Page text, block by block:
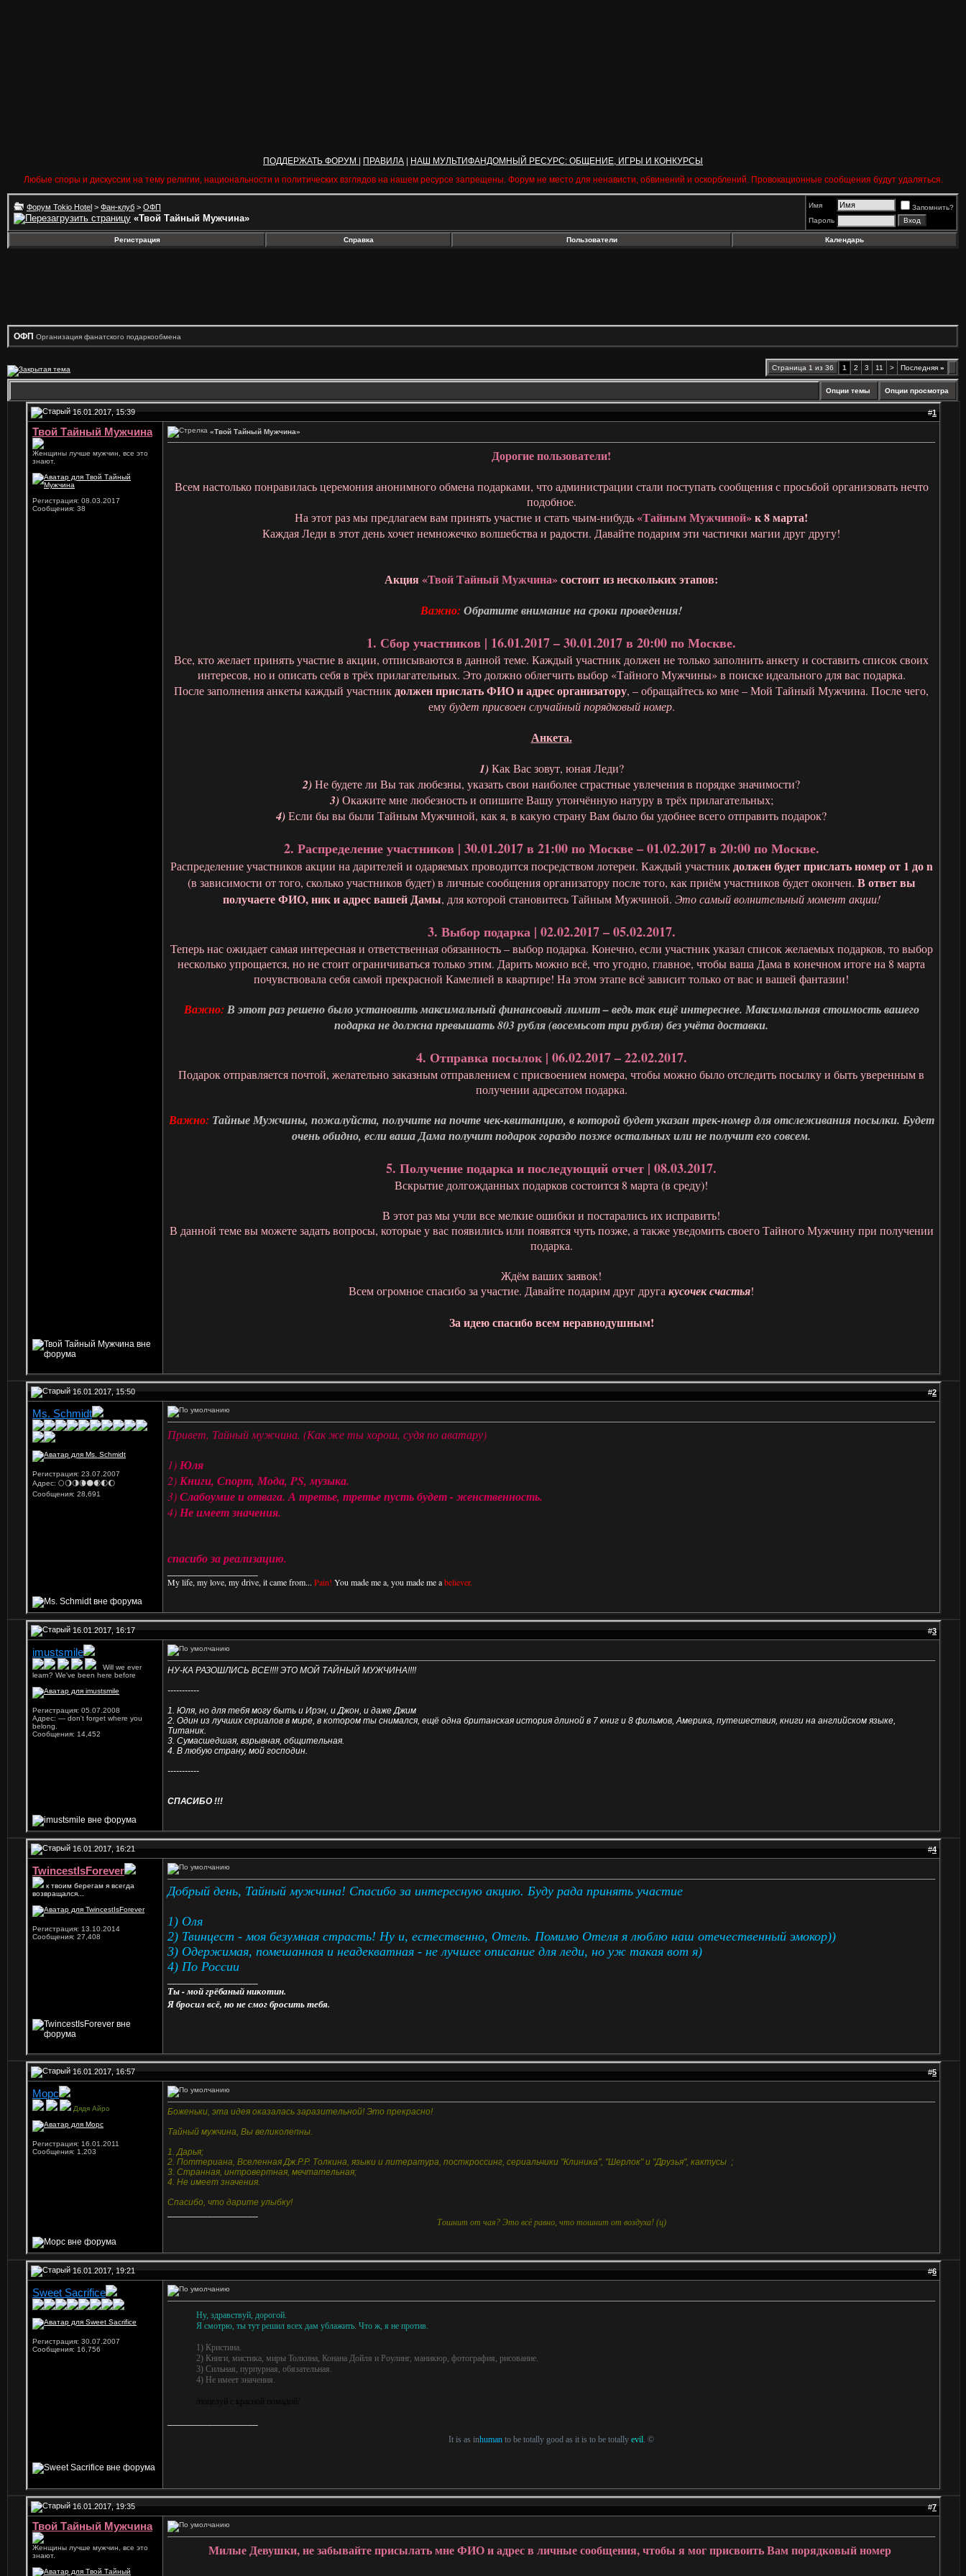
ПОДДЕРЖАТЬ ФОРУМ ПРАВИЛА
НАШ МУЛЬТИФАНДОМНЫЙ РЕСУРС: ОБЩЕНИЕ, ИГРЫ И КОНКУРСЫ
Любые споры и дискуссии на тему религии, национальности и политических взглядов на нашем ресурсе запрещены. Форум не место для ненависти, обвинений и оскорблений. Провокационные сообщения будут удаляться.
Форум Tokio Hotel > Фан-клуб > ОФП
«Твой Тайный Мужчина»
Имя
Запомнить?
Пароль
Регистрация Справка Пользователи Календарь
ОФП Организация фанатского подаркообмена
Страница 1 из 36 1 2 3 11 > Последняя »
Опции темы Опции просмотра
16.01.2017, 15:39 #1
Твой Тайный Мужчина
Женщины лучше мужчин, все это
знают.
Регистрация: 08.03.2017
Сообщения: 38
«Твой Тайный Мужчина»
Дорогие пользователи!
Всем настолько понравилась церемония анонимного обмена подарками, что администрации стали поступать сообщения с просьбой организовать нечто
подобное.
На этот раз мы предлагаем вам принять участие и стать чьим-нибудь«Тайным Мужчиной»к 8 марта!
Каждая Леди в этот день хочет немножечко волшебства и радости. Давайте подарим эти частички магии друг другу!
Акция«Твой Тайный Мужчина»состоит из нескольких этапов:
Важно: Обратите внимание на сроки проведения!
1. Сбор участников | 16.01.2017 – 30.01.2017 в 20:00 по Москве.
Все, кто желает принять участие в акции, отписываются в данной теме. Каждый участник должен не только заполнить анкету и составить список своих
интересов, но и описать себя в трёх прилагательных. Это должно облегчить выбор «Тайного Мужчины» в поиске идеального для вас подарка.
После заполнения анкеты каждый участникдолжен прислать ФИО и адрес организатору, – обращайтесь ко мне – Мой Тайный Мужчина. После чего,
емубудет присвоен случайный порядковый номер.
Анкета.
1)Как Вас зовут, юная Леди?
2)Не будете ли Вы так любезны, указать свои наиболее страстные увлечения в порядке значимости?
3)Окажите мне любезность и опишите Вашу утончённую натуру в трёх прилагательных;
4)Если бы вы были Тайным Мужчиной, как я, в какую страну Вам было бы удобнее всего отправить подарок?
2. Распределение участников | 30.01.2017 в 21:00 по Москве – 01.02.2017 в 20:00 по Москве.
Распределение участников акции на дарителей и одаряемых проводится посредством лотереи. Каждый участникдолжен будет прислать номер от 1 до n
(в зависимости от того, сколько участников будет) в личные сообщения организатору после того, как приём участников будет окончен. В ответ вы
получаете ФИО, ник и адрес вашей Дамы, для которой становитесь Тайным Мужчиной. Это самый волнительный момент акции!
3. Выбор подарка | 02.02.2017 – 05.02.2017.
Теперь нас ожидает самая интересная и ответственная обязанность – выбор подарка. Конечно, если участник указал список желаемых подарков, то выбор
несколько упрощается, но не стоит ограничиваться только этим. Дарить можно всё, что угодно, главное, чтобы ваша Дама в конечном итоге на 8 марта
почувствовала себя самой прекрасной Камелией в квартире! На этом этапе всё зависит только от вас и вашей фантазии!
Важно: В этот раз решено было установить максимальный финансовый лимит – ведь так ещё интереснее. Максимальная стоимость вашего
подарка не должна превышать 803 рубля (восемьсот три рубля) без учёта доставки.
4. Отправка посылок | 06.02.2017 – 22.02.2017.
Подарок отправляется почтой, желательно заказным отправлением с присвоением номера, чтобы можно было отследить посылку и быть уверенным в
получении адресатом подарка.
Важно: Тайные Мужчины, пожалуйста, получите на почте чек-квитанцию, в которой будет указан трек-номер для отслеживания посылки. Будет
очень обидно, если ваша Дама получит подарок гораздо позже остальных или не получит его совсем.
5. Получение подарка и последующий отчет | 08.03.2017.
Вскрытие долгожданных подарков состоится 8 марта (в среду)!
В этот раз мы учли все мелкие ошибки и постарались их исправить!
В данной теме вы можете задать вопросы, которые у вас появились или появятся чуть позже, а также уведомить своего Тайного Мужчину при получении
подарка.
Ждём ваших заявок!
Всем огромное спасибо за участие. Давайте подарим друг друга кусочек счастья!
За идею спасибо всем неравнодушным!
16.01.2017, 15:50 #2
Ms. Schmidt
Регистрация: 23.07.2007
Адрес: 🌕🌖🌗🌘🌑🌒🌓🌔
Сообщения: 28,691
Привет, Тайный мужчина. (Как же ты хорош, судя по аватару)
1)Юля
2)Книги, Спорт, Мода, PS, музыка.
3)Слабоумие и отвага. А третье, третье пусть будет - женственность.
4)Не имеет значения.
спасибо за реализацию.
My life, my love, my drive, it came from... Pain! You made me a, you made me abeliever.
16.01.2017, 16:17 #3
imustsmile
Will we ever
learn? We've been here before
Регистрация: 05.07.2008
Адрес: — don't forget where you
belong.
Сообщения: 14,452
НУ-КА РАЗОШЛИСЬ ВСЕ!!!! ЭТО МОЙ ТАЙНЫЙ МУЖЧИНА!!!!
-----------
1. Юля, но для тебя могу быть и Ирэн, и Джон, и даже Джим
2. Один из лучших сериалов в мире, в котором ты снимался, ещё одна британская история длиной в 7 книг и 8 фильмов, Америка, путешествия, книги на английском языке,
Титаник.
3. Сумасшедшая, взрывная, общительная.
4. В любую страну, мой господин.
-----------
СПАСИБО !!!
16.01.2017, 16:21 #4
TwincestIsForever
к твоим берегам я всегда
возвращался...
Регистрация: 13.10.2014
Сообщения: 27,408
Добрый день, Тайный мужчина! Спасибо за интересную акцию. Буду рада принять участие
1) Оля
2) Твинцест - моя безумная страсть! Ну и, естественно, Отель. Помимо Отеля я люблю наш отечественный эмокор))
3) Одержимая, помешанная и неадекватная - не лучшее описание для леди, но уж такая вот я)
4) По России
Ты - мой грёбаный никотин.
Я бросил всё, но не смог бросить тебя.
16.01.2017, 16:57 #5
Морс
Дядя Айро
Регистрация: 16.01.2011
Сообщения: 1,203
Боженьки, эта идея оказалась заразительной! Это прекрасно!
Тайный мужчина, Вы великолепны.
1. Дарья;
2. Поттериана, Вселенная Дж.Р.Р. Толкина, языки и литература, посткроссинг, сериальчики "Клиника", "Шерлок" и "Друзья", кактусы ;
3. Странная, интровертная, мечтательная;
4. Не имеет значения.
Спасибо, что дарите улыбку!
Тошнит от чая? Это всё равно, что тошнит от воздуха! (ц)
16.01.2017, 19:21 #6
Sweet Sacrifice
Регистрация: 30.07.2007
Сообщения: 16,756
Ну, здравствуй, дорогой.
Я смотрю, ты тут решил всех дам ублажить. Что ж, я не против.
1) Кристина.
2) Книги, мистика, миры Толкина, Конана Дойля и Роулинг, маникюр, фотография, рисование.
3) Сильная, пурпурная, обязательная.
4) Не имеет значения.
/поцелуй с красной помадой/
It is as inhuman to be totally good as it is to be totally evil. ©
16.01.2017, 19:35 #7
Твой Тайный Мужчина
Женщины лучше мужчин, все это
знают.
Милые Девушки, не забывайте присылать мне ФИО и адрес в личные сообщения, чтобы я мог присвоить Вам порядковый номер